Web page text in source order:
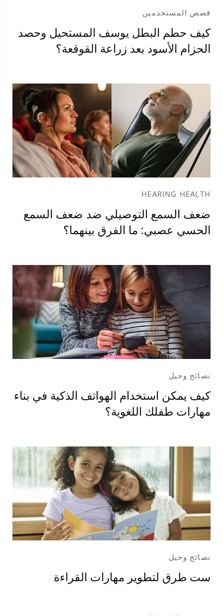
قصص المستخدمين
كيف حطم البطل يوسف المستحيل وحصد
الحزام الأسود بعد زراعة القوقعة؟
HEARING HEALTH
ضعف السمع التوصيلي ضد ضعف السمع
الحسي عصبي: ما الفرق بينهما؟
نصائح وحيل
كيف يمكن استخدام الهواتف الذكية في بناء
مهارات طفلك اللغوية؟
نصائح وحيل
ست طرق لتطوير مهارات القراءة